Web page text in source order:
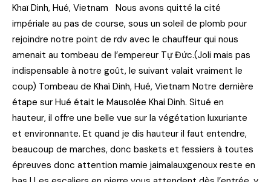
Khaï Dinh, Hué, Vietnam Nous avons quitté la cité
impériale au pas de course, sous un soleil de plomb pour
rejoindre notre point de rdv avec le chauffeur qui nous
amenait au tombeau de l’empereur Tự Đức.(Joli mais pas
indispensable à notre goût, le suivant valait vraiment le
coup) Tombeau de Khaï Dinh, Hué, Vietnam Notre dernière
étape sur Hué était le Mausolée Khai Dinh. Situé en
hauteur, il offre une belle vue sur la végétation luxuriante
et environnante. Et quand je dis hauteur il faut entendre,
beaucoup de marches, donc baskets et fessiers à toutes
épreuves donc attention mamie jaimalauxgenoux reste en